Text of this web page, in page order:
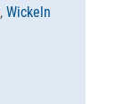
, Wickeln